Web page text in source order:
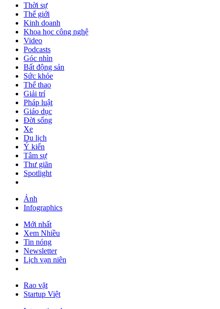
Thời sự
Thế giới
Kinh doanh
Khoa học công nghệ
Video
Podcasts
Góc nhìn
Bất động sản
Sức khỏe
Thể thao
Giải trí
Pháp luật
Giáo dục
Đời sống
Xe
Du lịch
Ý kiến
Tâm sự
Thư giãn
Spotlight
Ảnh
Infographics
Mới nhất
Xem Nhiều
Tin nóng
Newsletter
Lịch vạn niên
Rao vặt
Startup Việt